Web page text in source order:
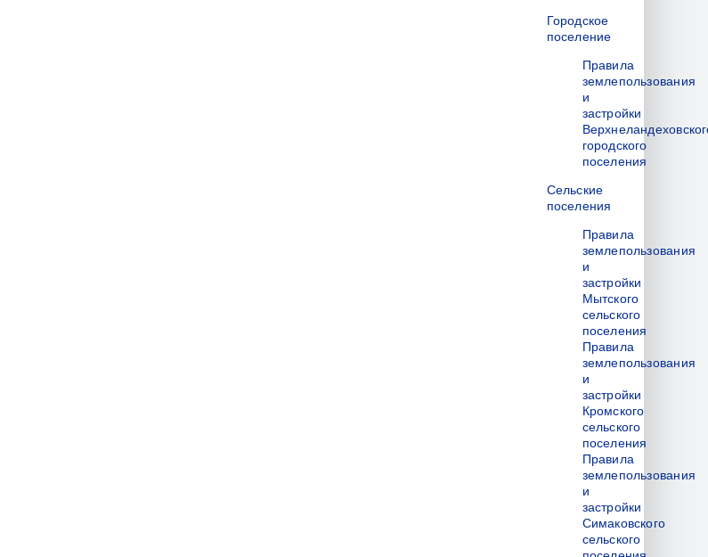
Городское
поселение
Правила
землепользования
и
застройки
городского
поселения
Сельские
поселения
Правила
землепользования
и
застройки
Мытского
сельского
поселения
Правила
землепользования
и
застройки
Кромского
сельского
поселения
Правила
землепользования
и
застройки
Симаковского
сельского